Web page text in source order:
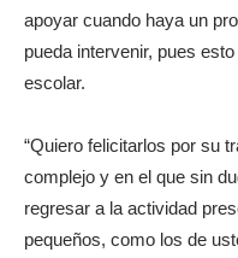
apoyar cuando haya un
pueda intervenir, pues
escolar.
“Quiero felicitarlos por su
complejo y en el que sin
regresar a la actividad
pequeños, como los de